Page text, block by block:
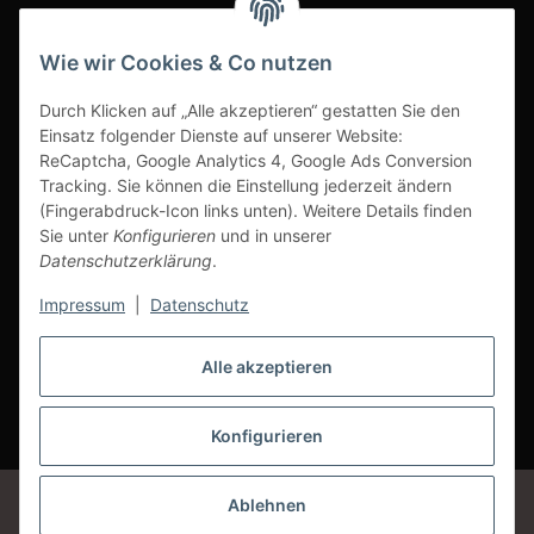
Alle akzeptieren
Konfigurieren
Ablehnen
Wie wir Cookies & Co nutzen
Durch Klicken auf „Alle akzeptieren“ gestatten Sie den
Einsatz folgender Dienste auf unserer Website:
ReCaptcha, Google Analytics 4, Google Ads Conversion
Tracking. Sie können die Einstellung jederzeit ändern
(Fingerabdruck-Icon links unten). Weitere Details finden
Sie unter Konfigurieren und in unserer
Datenschutzerklärung.
Impressum Datenschutz
Vertrag widerrufen
* Alle Preise inkl. gesetzlicher USt., zzgl.Versand
Google Analytics deaktivieren Status: Opt-Out-Cookie ist nicht gesetzt